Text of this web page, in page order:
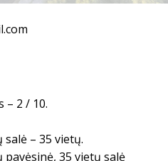
– 2 / 10.
– 35 vietų.
pavėsinė, 35 vietų salė